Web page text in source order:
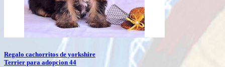
Regalo cachorritos de yorkshire
Terrier para adopcion 44